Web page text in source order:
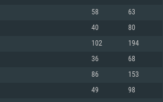
i5 (Intel Xeon 은 지원하지 않습니다)
전
58 63
40 80
102 194
36 68
86 153
49 98